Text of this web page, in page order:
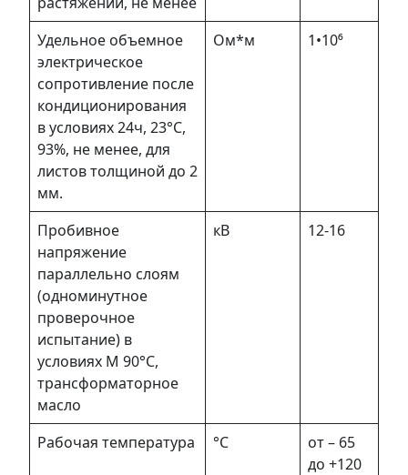
Удельное объемное
электрическое
сопротивление после
кондиционирования
в условиях 24ч, 23°С,
93%, не менее, для
листов толщиной до 2
мм.
Ом*м 1•10⁶
Пробивное
напряжение
параллельно слоям
(одноминутное
проверочное
испытание) в
условиях М 90°С,
трансформаторное
масло
кВ 12-16
Рабочая температура °С
от – 65
до +120